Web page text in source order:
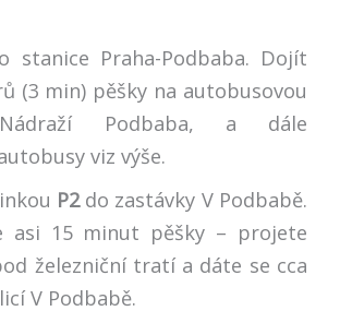
stanice Praha-Podbaba. Dojít
(3 min) pěšky na autobusovou
Podbaba, a dále
viz výše.
P2do zastávky V Podbabě.
asi 15 minut pěšky – projete
železniční tratí a dáte se cca
V Podbabě.